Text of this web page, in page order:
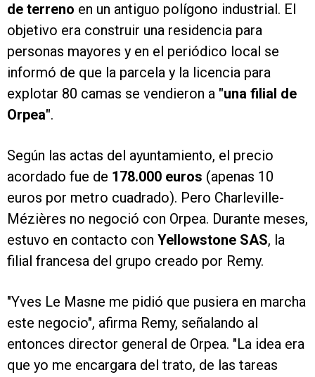
de terreno en un antiguo polígono industrial. El
objetivo era construir una residencia para
personas mayores y en el periódico local se
informó de que la parcela y la licencia para
explotar 80 camas se vendieron a "una filial de
Orpea".
Según las actas del ayuntamiento, el precio
acordado fue de 178.000 euros (apenas 10
euros por metro cuadrado). Pero Charleville-
Mézières no negoció con Orpea. Durante meses,
estuvo en contacto con Yellowstone SAS, la
filial francesa del grupo creado por Remy.
"Yves Le Masne me pidió que pusiera en marcha
este negocio", afirma Remy, señalando al
entonces director general de Orpea. "La idea era
que yo me encargara del trato, de las tareas